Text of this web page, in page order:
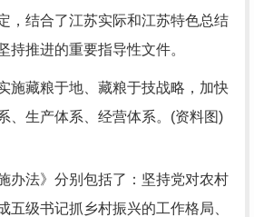
，结合了江苏实际和江苏特色总结
持推进的重要指导性文件。
施藏粮于地、藏粮于技战略，加快
、生产体系、经营体系。(资料图)
法》分别包括了：坚持党对农村
五级书记抓乡村振兴的工作格局、